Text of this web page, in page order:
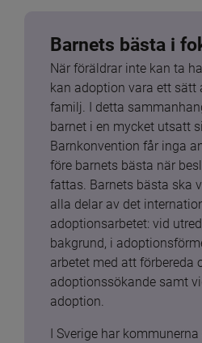
Barnets bästa i
När föräldrar inte kan ta
kan adoption vara ett sätt
familj. I detta
barnet i en mycket utsatt
Barnkonvention får inga
före barnets bästa när
fattas. Barnets bästa ska
alla delar av det
adoptionsarbetet: vid
bakgrund, i
arbetet med att förbereda
adoptionssökande samt
adoption.
I Sverige har